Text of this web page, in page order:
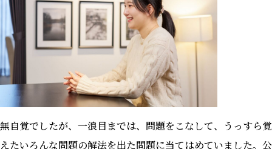
無自覚でしたが、一浪目までは、問題をこなして、うっすら覚
えたいろんな問題の解法を出た問題に当てはめていました。公